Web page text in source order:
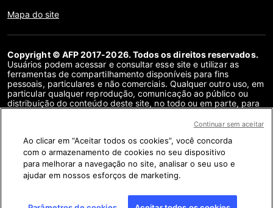
Mapa do site
Copyright © AFP 2017-2026. Todos os direitos reservados.
Usuários podem acessar e consultar esse site e utilizar as
ferramentas de compartilhamento disponíveis para fins
pessoais, particulares e não comerciais. Qualquer outro uso, em
particular qualquer reprodução, comunicação ao público ou
distribuição do conteúdo deste site, no todo ou em parte, para
contrato de licença específico assinado com a AFP, é
meio de links no conteúdo de verificação de fatos são
fornecidos na medida necessária para a correta compreensão
da checagem da informação em questão. A AFP não obteve
qualquer direito dos autores ou detentores dos direitos autorais
deste conteúdo de terceiros e não terá nenhuma
Ao clicar em “Aceitar todos os cookies”, você concorda
com o armazenamento de cookies no seu dispositivo
para melhorar a navegação no site, analisar o seu uso e
ajudar em nossos esforços de marketing.
Continuar sem aceitar